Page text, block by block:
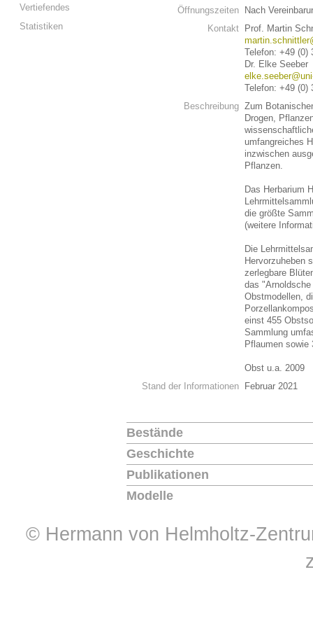
Vertiefendes
Statistiken
Öffnungszeiten
Nach
Kontakt
Prof. Martin
Telefon: +49 (0)
Dr. Elke Seeber
Telefon: +49 (0)
Beschreibung Zum
Drogen,
umfangreiches
inzwischen
Pflanzen.
Das Herbarium
die größte
(weitere
Die
Hervorzuheben
zerlegbare
das
Obstmodellen,
einst 455
Sammlung
Pflaumen sowie
Obst u.a. 2009
Stand der Informationen
Februar 2021
Bestände
Geschichte
Publikationen
Modelle
© Hermann von Helmholtz-